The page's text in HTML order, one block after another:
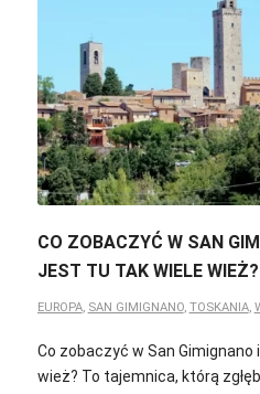
CO ZOBACZYĆ W SAN
JEST TU TAK WIELE WIEŻ?
EUROPA, SAN GIMIGNANO, TOSKANIA,
Co zobaczyć w San
wież? To tajemnica, którą